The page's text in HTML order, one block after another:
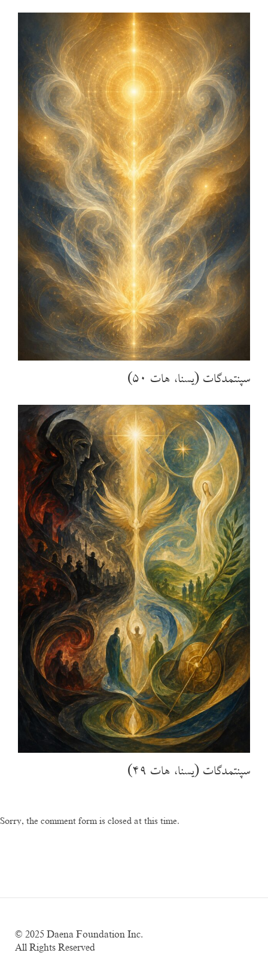
سپنتمدگات (یسنا، هات ۵۰)
سپنتمدگات (یسنا، هات ۴۹)
Sorry, the comment form is closed at this time.
© 2025 Daena Foundation Inc.
All Rights Reserved